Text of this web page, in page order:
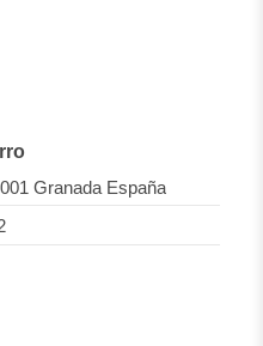
Granada España